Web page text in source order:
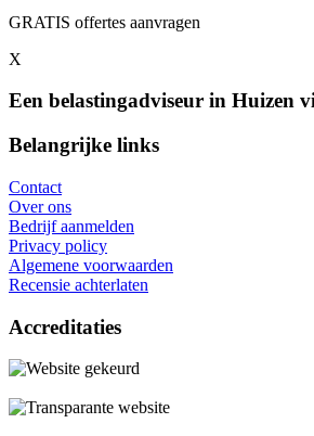
GRATIS offertes aanvragen
X
Een belastingadviseur in Huizen
Belangrijke links
Contact
Over ons
Bedrijf aanmelden
Privacy policy
Algemene voorwaarden
Recensie achterlaten
Accreditaties